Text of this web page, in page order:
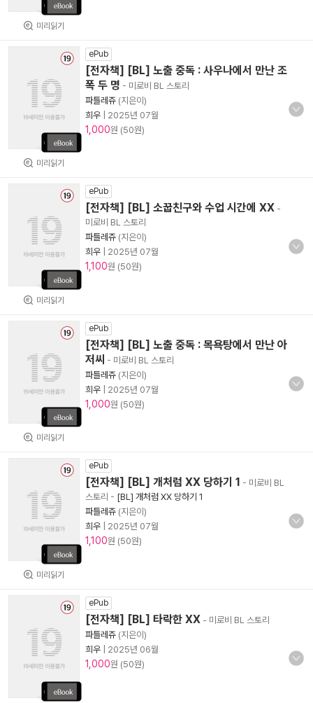
미리읽기
미리읽기
ePub
[전자책] [BL] 노출 중독 : 사우나에서 만난 조
폭 두 명 - 미로비 BL 스토리
파틀레쥬 (지은이)
희우
2025년 07월
1,000원 (50원)
미리읽기
ePub
[전자책] [BL] 소꿉친구와 수업 시간에 XX -
미로비 BL 스토리
파틀레쥬 (지은이)
희우
2025년 07월
1,100원 (50원)
미리읽기
ePub
[전자책] [BL] 노출 중독 : 목욕탕에서 만난 아
저씨 - 미로비 BL 스토리
파틀레쥬 (지은이)
희우
2025년 07월
1,000원 (50원)
미리읽기
ePub
[전자책] [BL] 개처럼 XX 당하기 1 - 미로비 BL
스토리 - [BL] 개처럼 XX 당하기 1
파틀레쥬 (지은이)
희우
2025년 07월
1,100원 (50원)
ePub
[전자책] [BL] 타락한 XX - 미로비 BL 스토리
파틀레쥬 (지은이)
희우
2025년 06월
1,000원 (50원)